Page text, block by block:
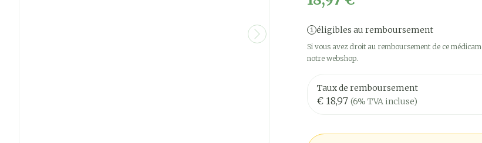
éligibles au remboursement
Si vous avez droit au remboursement de ce
notre webshop.
Taux de remboursement
€ 18,97 (6% TVA incluse)